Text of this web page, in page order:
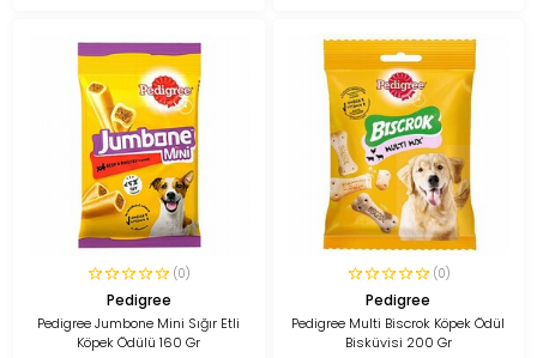
(0)
Pedigree
Pedigree Jumbone Mini Sığır Etli
Köpek Ödülü 160 Gr
(0)
Pedigree
Pedigree Multi Biscrok Köpek Ödül
Bisküvisi 200 Gr